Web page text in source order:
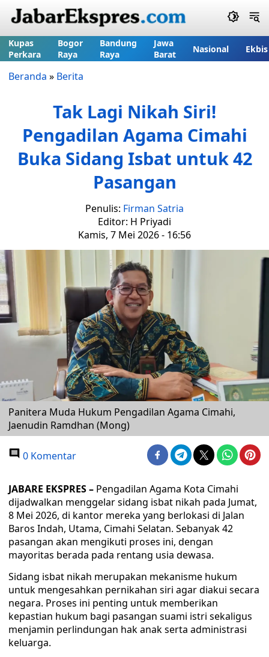
Kupas
Perkara
Bogor
Raya
Bandung
Raya
Jawa
Barat
Nasional Ekbis
Beranda » Berita
Tak Lagi Nikah Siri!
Pengadilan Agama Cimahi
Buka Sidang Isbat untuk 42
Pasangan
Penulis: Firman Satria
Editor: H Priyadi
Kamis, 7 Mei 2026 - 16:56
Panitera Muda Hukum Pengadilan Agama Cimahi,
Jaenudin Ramdhan (Mong)
0 Komentar
JABARE EKSPRES – Pengadilan Agama Kota Cimahi
dijadwalkan menggelar sidang isbat nikah pada Jumat,
8 Mei 2026, di kantor mereka yang berlokasi di Jalan
Baros Indah, Utama, Cimahi Selatan. Sebanyak 42
pasangan akan mengikuti proses ini, dengan
mayoritas berada pada rentang usia dewasa.
Sidang isbat nikah merupakan mekanisme hukum
untuk mengesahkan pernikahan siri agar diakui secara
negara. Proses ini penting untuk memberikan
kepastian hukum bagi pasangan suami istri sekaligus
menjamin perlindungan hak anak serta administrasi
keluarga.